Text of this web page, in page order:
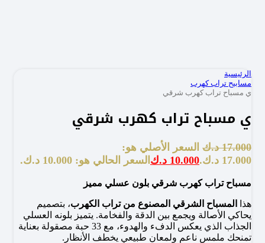
الرئيسية
مسابيح تراب كهرب
ي مسباح تراب كهرب شرقي
ي مسباح تراب كهرب شرقي
17.000 د.ك السعر الأصلي هو:
17.000 د.ك.
10.000 د.ك السعر الحالي هو: 10.000 د.ك.
مسباح تراب كهرب شرقي بلون عسلي مميز
هذا المسباح الشرقي المصنوع من تراب الكهرب، بتصميم
يحاكي الأصالة ويجمع بين الدقة والفخامة. يتميز بلونه العسلي
الجذاب الذي يعكس الدفء والهدوء، مع 33 حبة مصقولة بعناية
تمنحك ملمس ناعم ولمعان طبيعي يخطف الأنظار.